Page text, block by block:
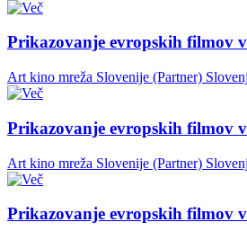
Prikazovanje evropskih filmov
Art kino mreža Slovenije (Partner)
Prikazovanje evropskih filmov v
Art kino mreža Slovenije (Partner)
Prikazovanje evropskih filmov